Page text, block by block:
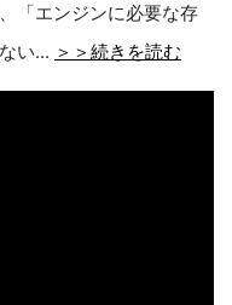
「エンジンに必要な存
い... ＞＞続きを読む